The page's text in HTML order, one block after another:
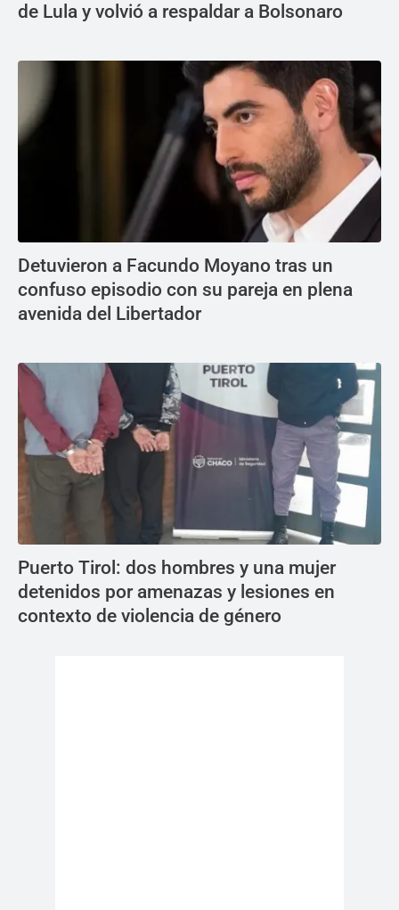
de Lula y volvió a respaldar a Bolsonaro
Detuvieron a Facundo Moyano tras un
confuso episodio con su pareja en plena
avenida del Libertador
Puerto Tirol: dos hombres y una mujer
detenidos por amenazas y lesiones en
contexto de violencia de género